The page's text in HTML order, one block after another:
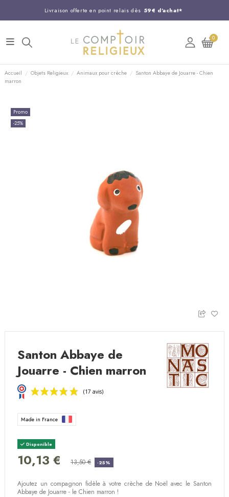
Livraison offerte en point relais dès 59€ d'achat*
Entreprise Française familiale
Support client disponible au 03 20 24 74 15
Commandez avant 14H, expédition le jour même !
0
Accueil Objets Religieux Animaux pour crèche
Santon Abbaye de Jouarre - Chien
marron
Promo
-25%
Santon Abbaye de
Jouarre - Chien marron
(17 avis)
Made in France
Disponible
10,13 € 13,50 € -25%
Ajoutez un compagnon fidèle à votre crèche de Noël avec le Santon
Abbaye de Jouarre - le Chien marron !